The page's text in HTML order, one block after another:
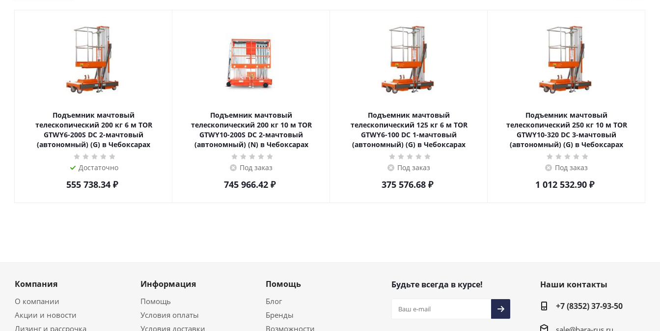
Подъемник мачтовый
телескопический 200 кг 6 м TOR
GTWY6-200S DC 2-мачтовый
(автономный) (G) в Чебоксарах
Достаточно
555 738.34₽
Подъемник мачтовый
телескопический 200 кг 10 м TOR
GTWY10-200S DC 2-мачтовый
(автономный) (N) в Чебоксарах
Под заказ
745 966.42₽
Подъемник мачтовый
телескопический 125 кг 6 м TOR
GTWY6-100 DC 1-мачтовый
(автономный) (G) в Чебоксарах
Под заказ
375 576.68₽
Подъемник мачтовый
телескопический 250 кг 10 м TOR
GTWY10-320 DC 3-мачтовый
(автономный) (G) в Чебоксарах
Под заказ
1 012 532.90 ₽
Компания
О компании
Акции и новости
Лизинг и рассрочка
Информация
Помощь
Условия оплаты
Условия доставки
Помощь
Блог
Бренды
Возможности
Будьте всегда в курсе!
Наши контакты
+7 (8352) 37-93-50